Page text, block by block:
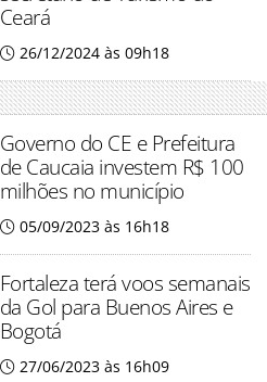
Ceará
26/12/2024 às 09h18
Governo do CE e Prefeitura
de Caucaia investem R$ 100
milhões no município
05/09/2023 às 16h18
Fortaleza terá voos semanais
da Gol para Buenos Aires e
Bogotá
27/06/2023 às 16h09